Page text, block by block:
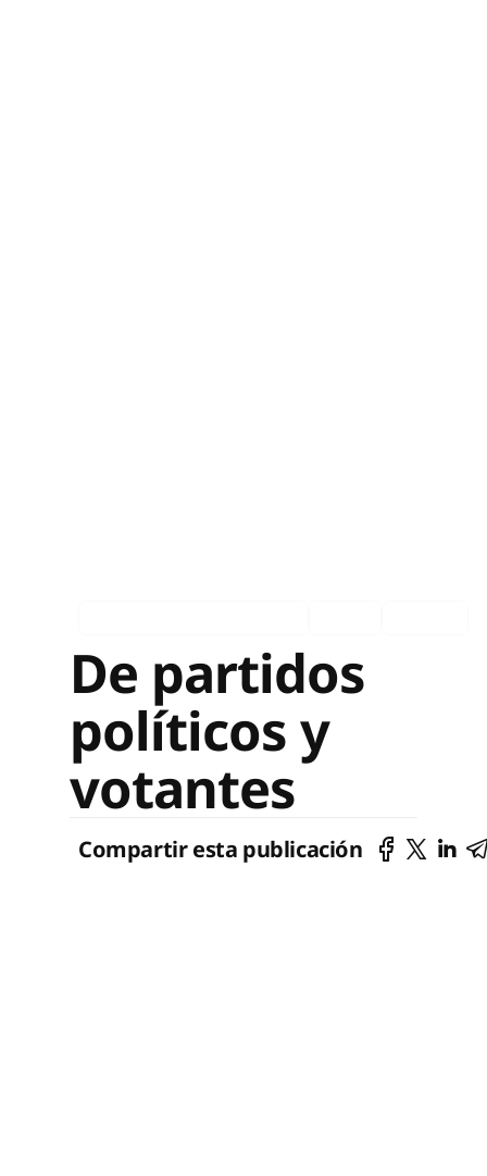
De partidos
políticos y
votantes
Compartir esta publicación